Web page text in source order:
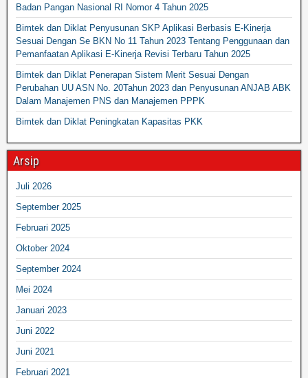
Badan Pangan Nasional RI Nomor 4 Tahun 2025
Bimtek dan Diklat Penyusunan SKP Aplikasi Berbasis E-Kinerja
Sesuai Dengan Se BKN No 11 Tahun 2023 Tentang Penggunaan dan
Pemanfaatan Aplikasi E-Kinerja Revisi Terbaru Tahun 2025
Bimtek dan Diklat Penerapan Sistem Merit Sesuai Dengan
Perubahan UU ASN No. 20Tahun 2023 dan Penyusunan ANJAB ABK
Dalam Manajemen PNS dan Manajemen PPPK
Bimtek dan Diklat Peningkatan Kapasitas PKK
Arsip
Juli 2026
September 2025
Februari 2025
Oktober 2024
September 2024
Mei 2024
Januari 2023
Juni 2022
Juni 2021
Februari 2021